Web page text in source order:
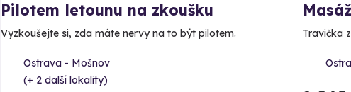
Pilotem letounu na zkoušku
Vyzkoušejte si, zda máte nervy na to být pilotem.
Ostrava - Mošnov
(+ 2 další lokality)
Travička